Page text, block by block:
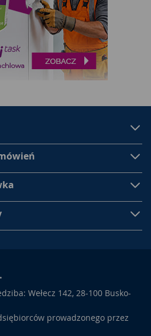
Wełecz 142, 28-100 Busko-
prowadzonego przez